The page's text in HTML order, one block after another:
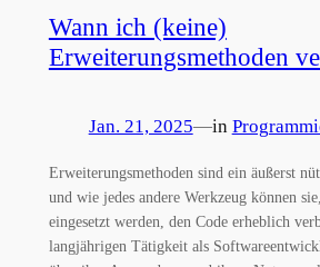
Wann ich (keine)
Erweiterungsmethoden
Jan. 21, 2025—in
Erweiterungsmethoden sind ein äußerst
und wie jedes andere Werkzeug können
eingesetzt werden, den Code erheblich
langjährigen Tätigkeit als